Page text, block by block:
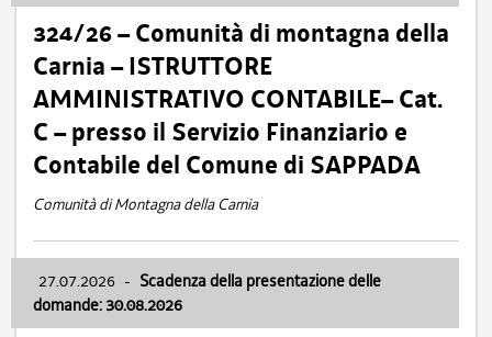
324/26 – Comunità di montagna della
Carnia – ISTRUTTORE
AMMINISTRATIVO CONTABILE– Cat.
C – presso il Servizio Finanziario e
Contabile del Comune di SAPPADA
Comunità di Montagna della Carnia
27.07.2026 - Scadenza della presentazione delle
domande: 30.08.2026